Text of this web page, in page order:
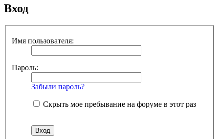
Вход
Имя пользователя:
Пароль:
Забыли пароль?
Скрыть мое пребывание на форуме в этот раз